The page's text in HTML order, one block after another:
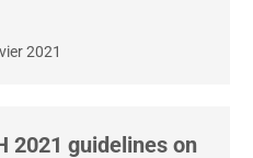
2021
2021 guidelines on